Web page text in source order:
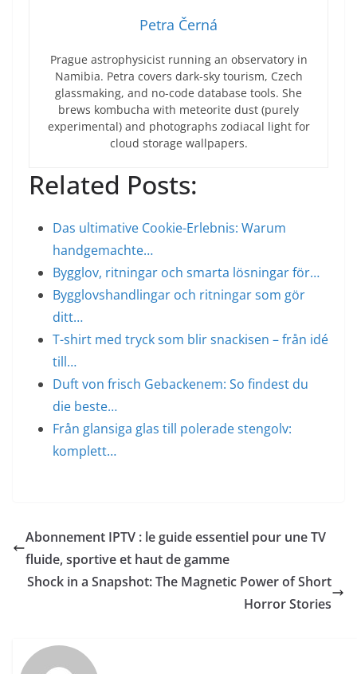
Petra Černá
Prague astrophysicist running an observatory in
Namibia. Petra covers dark-sky tourism, Czech
glassmaking, and no-code database tools. She
brews kombucha with meteorite dust (purely
experimental) and photographs zodiacal light for
cloud storage wallpapers.
Related Posts:
Das ultimative Cookie-Erlebnis: Warum
handgemachte…
Bygglov, ritningar och smarta lösningar för…
Bygglovshandlingar och ritningar som gör
ditt…
T-shirt med tryck som blir snackisen – från idé
till…
Duft von frisch Gebackenem: So findest du
die beste…
Från glansiga glas till polerade stengolv:
komplett…
Abonnement IPTV : le guide essentiel pour une TV
fluide, sportive et haut de gamme
Shock in a Snapshot: The Magnetic Power of Short
Horror Stories